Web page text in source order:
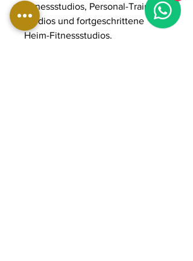
Fitnessstudios, Personal-Training-
Studios und fortgeschrittene
Heim-Fitnessstudios.